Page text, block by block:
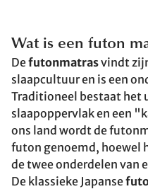
Wat is een futon
Defutonmatrasvindt
slaapcultuur en is een
Traditioneel bestaat
slaapoppervlak en een
ons land wordt de
futon genoemd, hoewel
de twee onderdelen van
De klassieke Japanse